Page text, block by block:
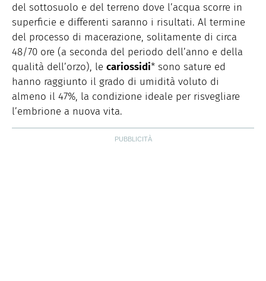
del sottosuolo e del terreno dove l’acqua scorre in
superficie e differenti saranno i risultati. Al termine
del processo di macerazione, solitamente di circa
48/70 ore (a seconda del periodo dell’anno e della
qualità dell’orzo), le cariossidi* sono sature ed
hanno raggiunto il grado di umidità voluto di
almeno il 47%, la condizione ideale per risvegliare
l’embrione a nuova vita.